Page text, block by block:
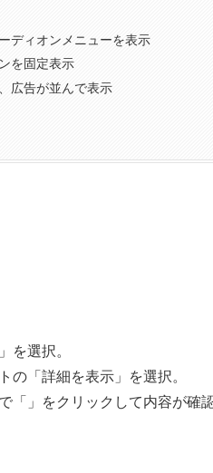
ディオンメニューを表示
を固定表示
広告が並んで表示
選択。
「詳細を表示」を選択。
「 」をクリックして内容が確